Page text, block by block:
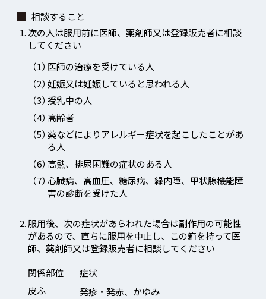
相談すること
次の人は服用前に医師、薬剤師又は登録販売者に相談
してください
医師の治療を受けている人
妊娠又は妊娠していると思われる人
授乳中の人
高齢者
薬などによりアレルギー症状を起こしたことがあ
る人
高熱、排尿困難の症状のある人
心臓病、高血圧、糖尿病、緑内障、甲状腺機能障
害の診断を受けた人
服用後、次の症状があらわれた場合は副作用の可能性
があるので、直ちに服用を中止し、この箱を持って医
師、薬剤師又は登録販売者に相談してください
関係部位
症状
皮ふ
発疹・発赤、かゆみ